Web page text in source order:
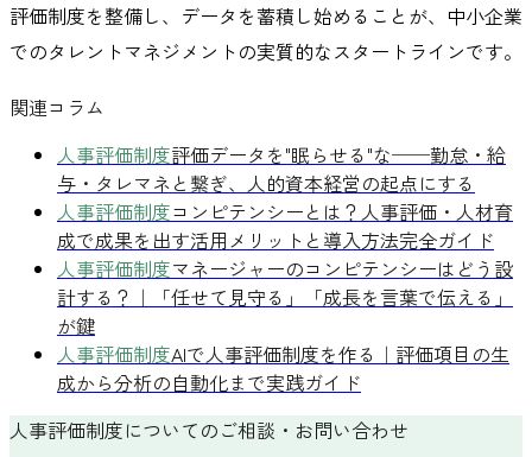
評価制度を整備し、データを蓄積し始めることが、中小企業
でのタレントマネジメントの実質的なスタートラインです。
関連コラム
人事評価制度評価データを"眠らせる"な──勤怠・給
与・タレマネと繋ぎ、人的資本経営の起点にする
人事評価制度コンピテンシーとは？人事評価・人材育
成で成果を出す活用メリットと導入方法完全ガイド
人事評価制度マネージャーのコンピテンシーはどう設
計する？｜「任せて見守る」「成長を言葉で伝える」
が鍵
人事評価制度AIで人事評価制度を作る｜評価項目の生
成から分析の自動化まで実践ガイド
人事評価制度についてのご相談・お問い合わせ